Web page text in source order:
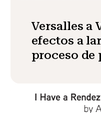
Versalles a
efectos a
proceso de